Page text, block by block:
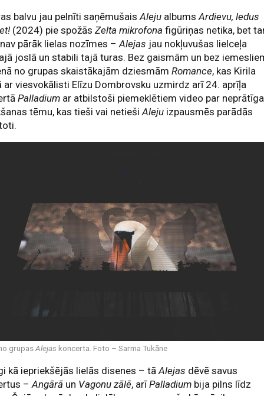
balvu jau pelnīti saņēmušaisAleju albumsArdievu, ledus
(2024) pie spožāsZelta mikrofona figūriņas netika, bet
pārāk lielas nozīmes –Alejas jau nokļuvušas lielceļa
joslā un stabili tajā turas. Bez gaismām un bez
no grupas skaistākajām dziesmāmRomance, kas Kirila
ar viesvokālisti Elīzu Dombrovsku uzmirdz arī 24. aprīļa
Palladium ar atbilstoši piemeklētiem video par
tēmu, kas tieši vai netiešiAleju izpausmēs parādās
grupasAlejas koncerta. Foto – Sarma Tukāne
kā iepriekšējās lielās disenes – tāAlejas dēvē savus
–Angārā un Vagonu zālē, arīPalladium bija pilns līdz